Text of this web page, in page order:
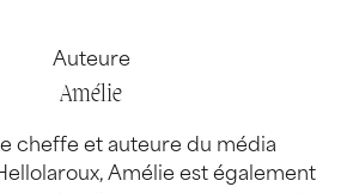
Auteure
Amélie
cheffe et auteure du média
Amélie est également